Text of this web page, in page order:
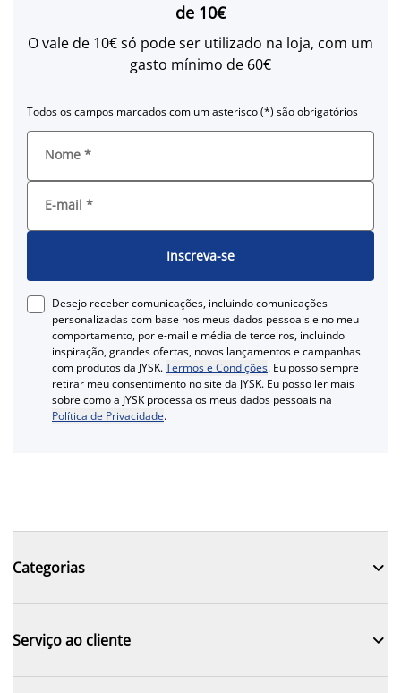
de 10€
O vale de 10€ só pode ser utilizado na loja, com um
gasto mínimo de 60€
Todos os campos marcados com um asterisco (*) são obrigatórios
Nome *
E-mail *
Inscreva-se
Desejo receber comunicações, incluindo comunicações
personalizadas com base nos meus dados pessoais e no meu
comportamento, por e-mail e média de terceiros, incluindo
inspiração, grandes ofertas, novos lançamentos e campanhas
com produtos da JYSK.Termos e Condições. Eu posso sempre
retirar meu consentimento no site da JYSK. Eu posso ler mais
sobre como a JYSK processa os meus dados pessoais na
Política de Privacidade.
Categorias 
Serviço ao cliente 